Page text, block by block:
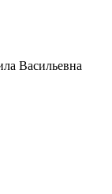
Васильевна